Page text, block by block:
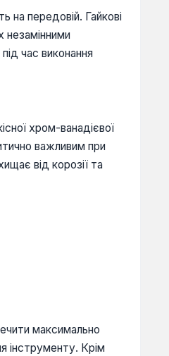
передовій. Гайкові
незамінними
час виконання
хром-ванадієвої
важливим при
від корозії та
максимально
інструменту. Крім